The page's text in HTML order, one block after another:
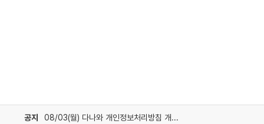
공지 08/03(월) 다나와 개인정보처리방침 개정 안내